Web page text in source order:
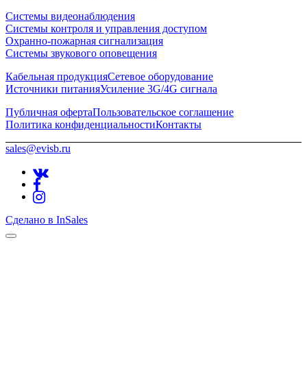
Системы видеонаблюдения
Системы контроля и управления доступом
Охранно-пожарная сигнализация
Системы звукового оповещения
Кабельная продукцияСетевое оборудование
Источники питанияУсиление 3G/4G сигнала
Публичная офертаПользовательское соглашение
Политика конфиденциальностиКонтакты
sales@evisb.ru
Сделано в InSales